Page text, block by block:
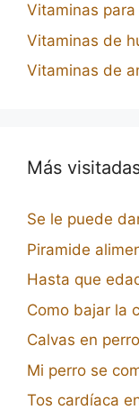
Vitaminas
Vitaminas de
Vitaminas de
Más
Se le puede
Piramide
Hasta que
Como bajar la
Calvas en
Mi perro se
Tos cardíaca